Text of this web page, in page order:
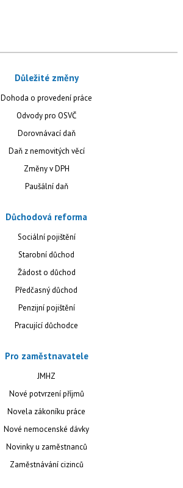
Důležité změny
Dohoda o provedení práce
Odvody pro OSVČ
Dorovnávací daň
Daň z nemovitých věcí
Změny v DPH
Paušální daň
Důchodová reforma
Sociální pojištění
Starobní důchod
Žádost o důchod
Předčasný důchod
Penzijní pojištění
Pracující důchodce
Pro zaměstnavatele
JMHZ
Nové potvrzení příjmů
Novela zákoníku práce
Nové nemocenské dávky
Novinky u zaměstnanců
Zaměstnávání cizinců